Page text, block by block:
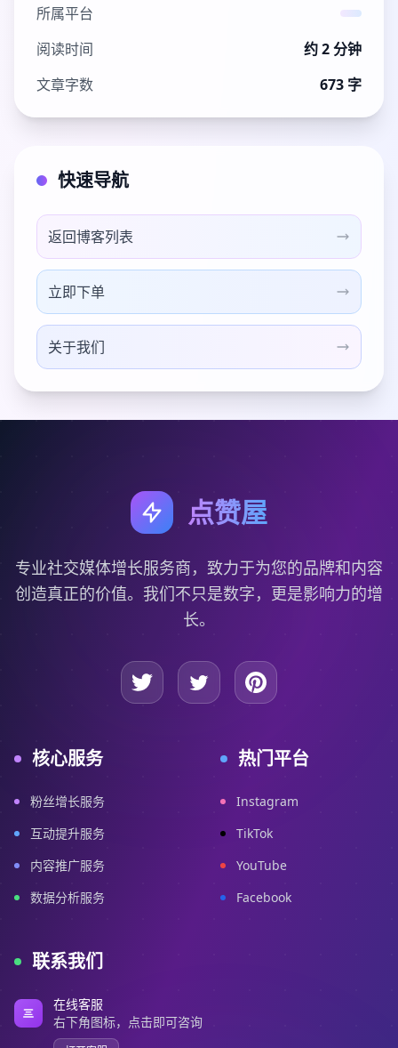
所属平台
阅读时间
约 2 分钟
文章字数
673 字
快速导航
返回博客列表
立即下单
关于我们
点赞屋
专业社交媒体增长服务商，致力于为您的品牌和内容
创造真正的价值。我们不只是数字，更是影响力的增
长。
核心服务
粉丝增长服务
互动提升服务
内容推广服务
数据分析服务
热门平台
Instagram
TikTok
YouTube
Facebook
联系我们
在线客服
右下角图标，点击即可咨询